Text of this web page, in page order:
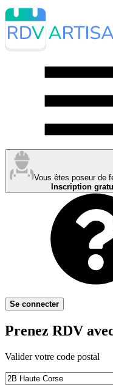
Vous êtes poseur de
Inscription
Se connecter
Prenez RDV
Valider votre code postal